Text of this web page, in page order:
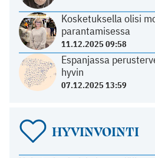
Kosketuksella olisi
parantamisessa
11.12.2025 09:58
Espanjassa
hyvin
07.12.2025 13:59
HYVINVOINTI